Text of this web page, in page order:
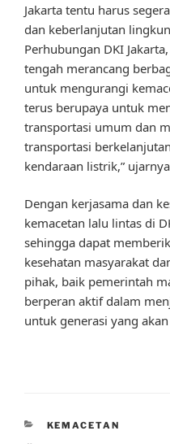
Jakarta tentu harus
dan keberlanjutan
Perhubungan DKI
tengah merancang
untuk mengurangi
terus berupaya untuk
transportasi umum dan
transportasi
kendaraan listrik,”
Dengan kerjasama dan
kemacetan lalu lintas di
sehingga dapat
kesehatan masyarakat
pihak, baik pemerintah
berperan aktif dalam
untuk generasi yang
CATEGORIES
KEMACETAN